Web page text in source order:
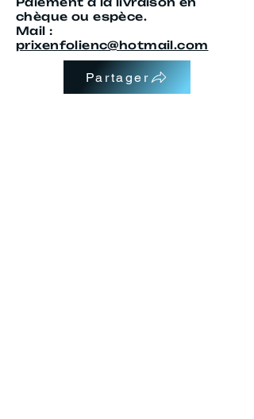
chèque ou espèce.
Mail :
prixenfolienc@hotmail.com
Partager